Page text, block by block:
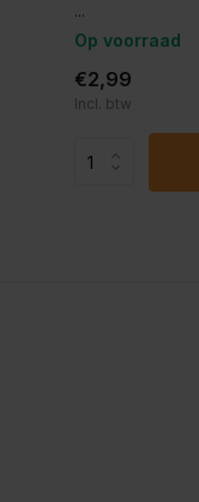
...
Op voorraad
€2,99
Incl. btw